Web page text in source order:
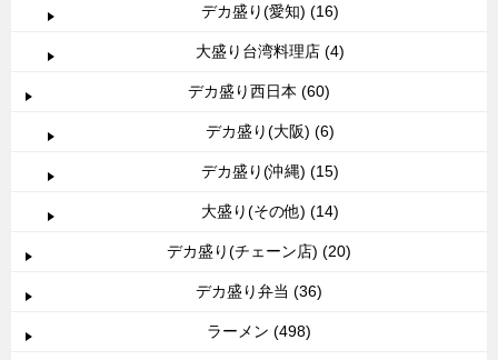
デカ盛り(愛知) (16)
大盛り台湾料理店 (4)
デカ盛り西日本 (60)
デカ盛り(大阪) (6)
デカ盛り(沖縄) (15)
大盛り(その他) (14)
デカ盛り(チェーン店) (20)
デカ盛り弁当 (36)
ラーメン (498)